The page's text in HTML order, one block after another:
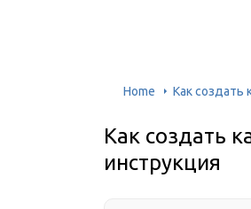
Home Как создать
Как создать
инструкция